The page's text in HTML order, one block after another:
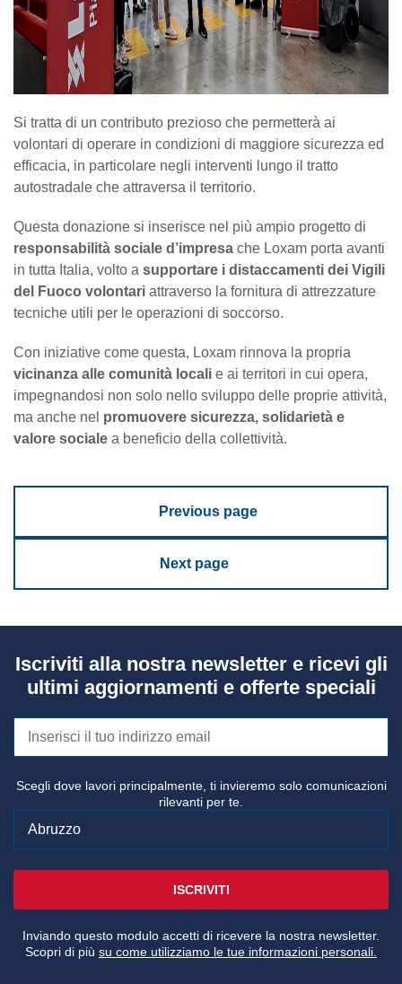
Si tratta di un contributo prezioso che permetterà ai
volontari di operare in condizioni di maggiore sicurezza ed
efficacia, in particolare negli interventi lungo il tratto
autostradale che attraversa il territorio.
Questa donazione si inserisce nel più ampio progetto di
responsabilità sociale d’impresa che Loxam porta avanti
in tutta Italia, volto a supportare i distaccamenti dei Vigili
del Fuoco volontari attraverso la fornitura di attrezzature
tecniche utili per le operazioni di soccorso.
Con iniziative come questa, Loxam rinnova la propria
vicinanza alle comunità locali e ai territori in cui opera,
impegnandosi non solo nello sviluppo delle proprie attività,
ma anche nel promuovere sicurezza, solidarietà e
valore sociale a beneficio della collettività.
Previous page
Next page
Iscriviti alla nostra newsletter e ricevi gli
ultimi aggiornamenti e offerte speciali
Scegli dove lavori principalmente, ti invieremo solo comunicazioni
rilevanti per te.
ISCRIVITI
Inviando questo modulo accetti di ricevere la nostra newsletter.
Scopri di più su come utilizziamo le tue informazioni personali.